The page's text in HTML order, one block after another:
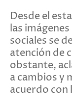
Desde el
las
sociales se
atención de
obstante,
a cambios y
acuerdo con